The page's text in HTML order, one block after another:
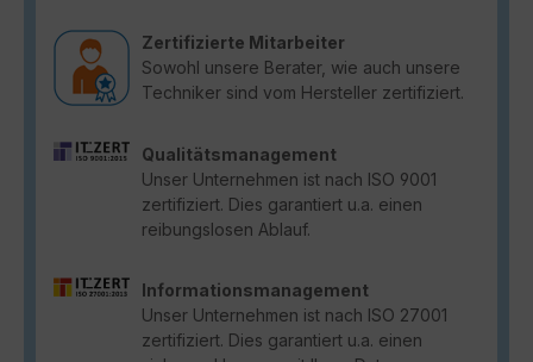
Zertifizierte Mitarbeiter
Sowohl unsere Berater, wie auch unsere
Techniker sind vom Hersteller zertifiziert.
Qualitätsmanagement
Unser Unternehmen ist nach ISO 9001
zertifiziert. Dies garantiert u.a. einen
reibungslosen Ablauf.
Informationsmanagement
Unser Unternehmen ist nach ISO 27001
zertifiziert. Dies garantiert u.a. einen